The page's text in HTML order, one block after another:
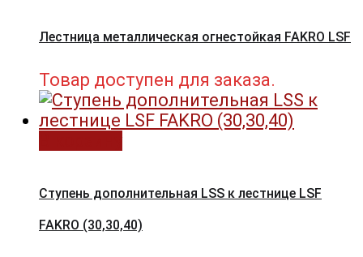
Лестница металлическая огнестойкая FAKRO LSF
Товар доступен для заказа.
Ступень дополнительная LSS к лестнице LSF
FAKRO (30,30,40)